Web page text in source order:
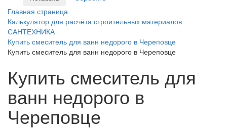
Главная страница
Калькулятор для расчёта строительных материалов
САНТЕХНИКА
Купить смеситель для ванн недорого в Череповце
Купить смеситель для ванн недорого в Череповце
Купить смеситель для
ванн недорого в
Череповце